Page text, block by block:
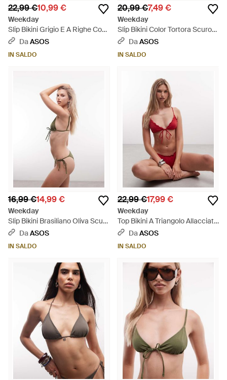
22,99 €10,99 €
Weekday
Slip Bikini Grigio E A Righe Con
Laccetti Laterali - Bianco
DaASOS
IN SALDO
20,99 €7,49 €
Weekday
Slip Bikini Color Tortora Scuro
Con Laccetti Laterali E Charm
DaASOS
IN SALDO
16,99 €14,99 €
Weekday
Slip Bikini Brasiliano Oliva Scuro
Con Laccetti Laterali - Marrone
DaASOS
IN SALDO
22,99 €17,99 €
Weekday
Top Bikini A Triangolo Allacciato
Sul Davanti Con Volant - Rosso
DaASOS
IN SALDO